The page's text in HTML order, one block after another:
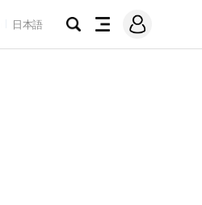
日本語
검
전
메
그